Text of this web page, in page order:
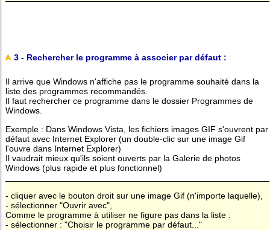
3 - Rechercher le programme à associer par défaut :
Il arrive que Windows n'affiche pas le programme souhaité dans la
liste des programmes recommandés.
Il faut rechercher ce programme dans le dossier Programmes de
Windows.
Exemple : Dans Windows Vista, les fichiers images GIF s'ouvrent par
défaut avec Internet Explorer (un double-clic sur une image Gif
l'ouvre dans Internet Explorer)
Il vaudrait mieux qu'ils soient ouverts par la Galerie de photos
Windows (plus rapide et plus fonctionnel)
- cliquer avec le bouton droit sur une image Gif (n'importe laquelle),
- sélectionner "Ouvrir avec",
Comme le programme à utiliser ne figure pas dans la liste :
- sélectionner : "Choisir le programme par défaut..."